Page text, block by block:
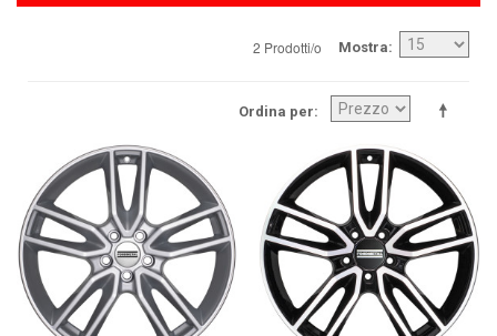
2 Prodotti/o Mostra
Ordina per